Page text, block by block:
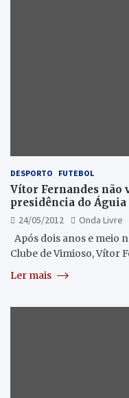
DESPORTO FUTEBOL
Vítor Fernandes não
presidência do Águia
24/05/2012
Onda Livre
Após dois anos e meio
Clube de Vimioso, Vítor
Ler mais